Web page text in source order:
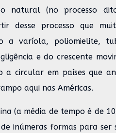
natural (no processo
desse processo que
a varíola, poliomielite,
e do crescente
a circular em países que
aqui nas Américas.
(a média de tempo é de
inúmeras formas para ser